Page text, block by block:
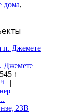
дома,
Джемете
↑
|